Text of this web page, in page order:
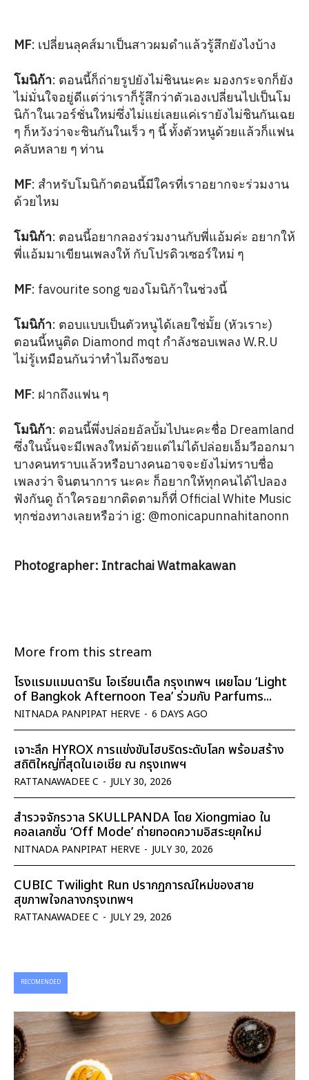
MF: เปลี่ยนลุคส์มาเป็นสาวผมดำแล้วรู้สึกยังไงบ้าง
โมนิก้า: ตอนนี้ก็ถ่ายรูปยังไม่ชินนะคะ มองกระจกก็ยัง
ไม่มั่นใจอยู่ดีแต่ว่าเราก็รู้สึกว่าตัวเองเปลี่ยนไปเป็นโม
นิก้าในเวอร์ชั่นใหม่ซึ่งไม่แย่เลยแค่เรายังไม่ชินกันเฉย
ๆ ก็หวังว่าจะชินกันในเร็ว ๆ นี้ ทั้งตัวหนูด้วยแล้วก็แฟน
คลับหลาย ๆ ท่าน
MF: สำหรับโมนิก้าตอนนี้มีใครที่เราอยากจะร่วมงาน
ด้วยไหม
โมนิก้า: ตอนนี้อยากลองร่วมงานกับพี่แอ้มค่ะ อยากให้
พี่แอ้มมาเขียนเพลงให้ กับโปรดิวเซอร์ใหม่ ๆ
MF: favourite song ของโมนิก้าในช่วงนี้
โมนิก้า: ตอบแบบเป็นตัวหนูได้เลยใช่มั้ย (หัวเราะ)
ตอนนี้หนูติด Diamond mqt กำลังชอบเพลง W.R.U
ไม่รู้เหมือนกันว่าทำไมถึงชอบ
MF: ฝากถึงแฟน ๆ
โมนิก้า: ตอนนี้พึ่งปล่อยอัลบั้มไปนะคะชื่อ Dreamland
ซึ่งในนั้นจะมีเพลงใหม่ด้วยแต่ไม่ได้ปล่อยเอ็มวีออกมา
บางคนทราบแล้วหรือบางคนอาจจะยังไม่ทราบชื่อ
เพลงว่า จินตนาการ นะคะ ก็อยากให้ทุกคนได้ไปลอง
ฟังกันดู ถ้าใครอยากติดตามก็ที่ Official White Music
ทุกช่องทางเลยหรือว่า ig: @monicapunnahitanonn
Photographer: Intrachai Watmakawan
More from this stream
โรงแรมแมนดาริน โอเรียนเต็ล กรุงเทพฯ เผยโฉม ‘Light
of Bangkok Afternoon Tea’ ร่วมกับ Parfums...
NITNADA PANPIPAT HERVE - 6 DAYS AGO
เจาะลึก HYROX การแข่งขันไฮบริดระดับโลก พร้อมสร้าง
สถิติใหญ่ที่สุดในเอเชีย ณ กรุงเทพฯ
RATTANAWADEE C - JULY 30, 2026
สำรวจจักรวาล SKULLPANDA โดย Xiongmiao ใน
คอลเลกชั่น ‘Off Mode’ ถ่ายทอดความอิสระยุคใหม่
NITNADA PANPIPAT HERVE - JULY 30, 2026
CUBIC Twilight Run ปรากฏการณ์ใหม่ของสาย
สุขภาพใจกลางกรุงเทพฯ
RATTANAWADEE C - JULY 29, 2026
RECOMENDED